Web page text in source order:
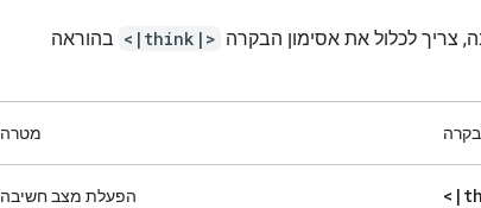
צריך לכלול את אסימון הבקרה <|think|> בהוראה
בקרה מטרה
< | הפעלת מצב חשיבה